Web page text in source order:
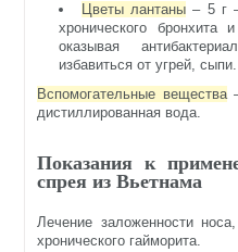
Цветы лантаны – 5 г
хронического бронхита
оказывая
избавиться от угрей, сыпи.
Вспомогательные вещества–
дистиллированная вода.
Показания к
спрея из Вьетнама
Лечение заложенности
хронического гайморита.